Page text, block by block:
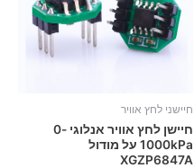
חיישני לחץ אוויר
חיישן לחץ אוויר אנלוגי 0-
1000kPa על מודול
XGZP6847A